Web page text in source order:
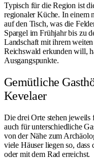
Typisch für die Region ist
regionaler Küche. In einem
auf den Tisch, was die
Spargel im Frühjahrbis zu
Landschaft mit ihrem
Reichswald erkunden will,
Ausgangspunkte.
Gemütliche
Kevelaer
Die drei Orte stehen jeweils
auch für unterschiedliche
von der Nähe zum
viele Häuser liegen so,
oder mit dem Rad erreichst.